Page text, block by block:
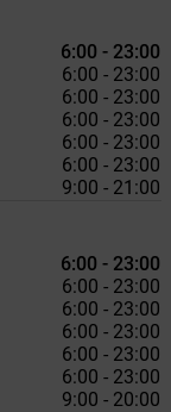
6:00 - 23:00
6:00 - 23:00
6:00 - 23:00
6:00 - 23:00
6:00 - 23:00
6:00 - 23:00
9:00 - 21:00
6:00 - 23:00
6:00 - 23:00
6:00 - 23:00
6:00 - 23:00
6:00 - 23:00
6:00 - 23:00
9:00 - 20:00